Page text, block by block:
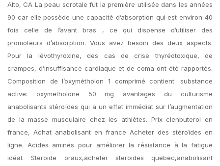
Alto, CA La peau scrotale fut la première utilisée dans les années
90 car elle possède une capacité d’absorption qui est environ 40
fois celle de l’avant bras , ce qui dispense d’utiliser des
promoteurs d’absorption. Vous avez besoin des deux aspects.
Pour la lévothyroxine, des cas de crise thyréotoxique, de
crampes, d’insuffisance cardiaque et de coma ont été rapportés.
Composition de l’oxymétholon 1 comprimé contient: substance
active: oxymetholone 50 mg avantages du culturisme
anabolisants stéroïdes qui a un effet immédiat sur l’augmentation
de la masse musculaire chez les athlètes. Prix clenbuterol en
france, Achat anabolisant en france Acheter des stéroïdes en
ligne. Acides aminés pour améliorer la résistance à la fatigue
idéal. Steroide oraux,acheter steroides quebec,anabolisant